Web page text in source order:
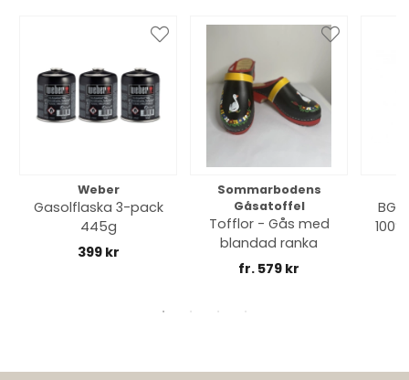
Weber
Gasolflaska 3-pack
445g
399 kr
Sommarbodens
Gåsatoffel
Tofflor - Gås med
blandad ranka
fr. 579 kr